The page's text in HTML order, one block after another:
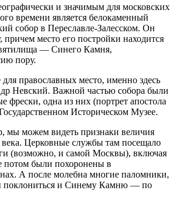
и значимым для московских
времени является белокаменный
собор в Переславле-Залесском. Он
причем место его постройки находится
— Синего Камня,
пору.
православных место, именно здесь
Невский. Важной частью собора были
фрески, одна из них (портрет апостола
Историческом Музее.
мы можем видеть признаки величия
Церковные службы там посещало
(возможно, и самой Москвы), включая
потом были похоронены в
А после молебна многие паломники,
поклониться и Синему Камню — по